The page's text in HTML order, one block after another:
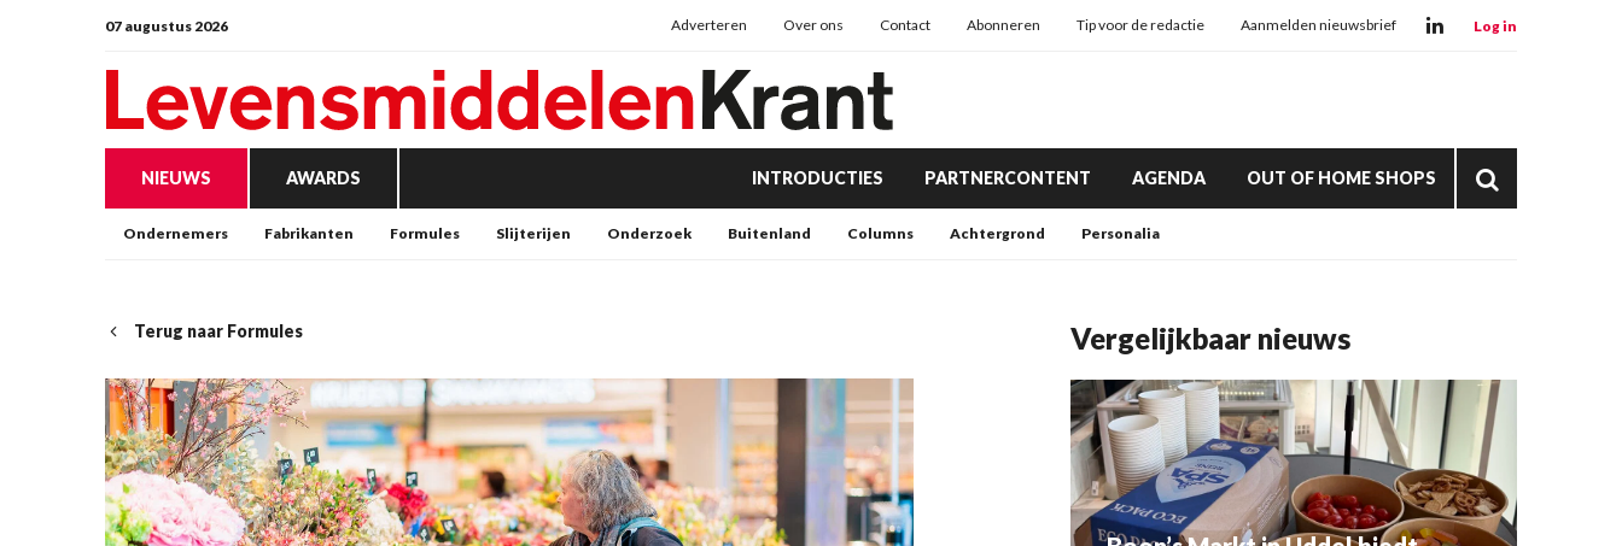
07 augustus 2026 Adverteren Over ons Contact Abonneren Tip voor de redactie Aanmelden nieuwsbrief Log in
NIEUWS AWARDS INTRODUCTIES PARTNERCONTENT AGENDA OUT OF HOME SHOPS
Ondernemers Fabrikanten Formules Slijterijen Onderzoek Buitenland Columns Achtergrond Personalia
Terug naar Formules Vergelijkbaar nieuws